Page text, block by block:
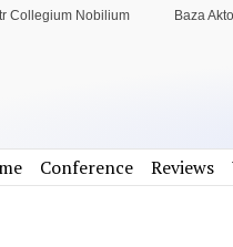
Collegium Nobilium Baza
Conference Reviews